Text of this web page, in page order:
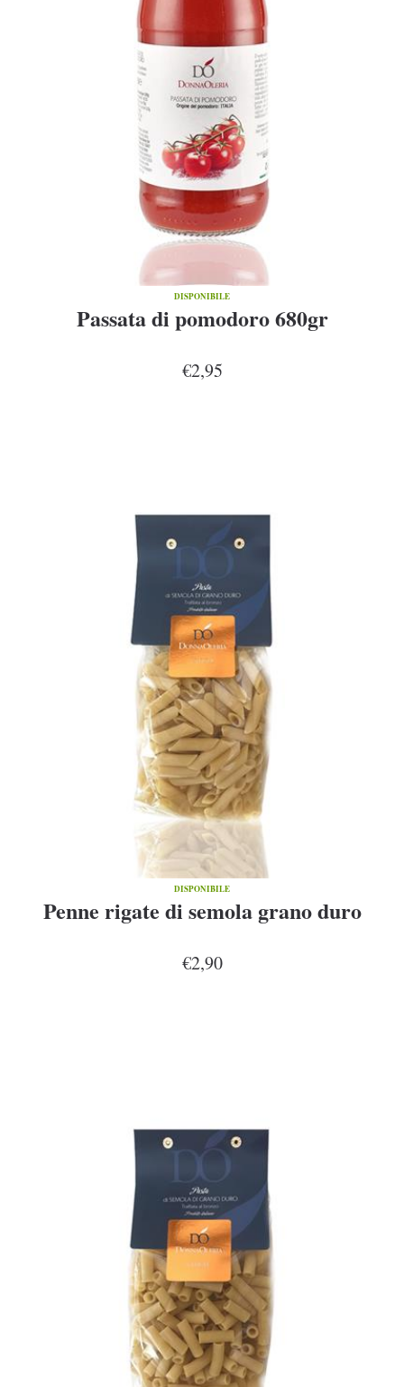
DISPONIBILE
Passata di pomodoro 680gr
€2,95
DISPONIBILE
Penne rigate di semola grano duro
€2,90